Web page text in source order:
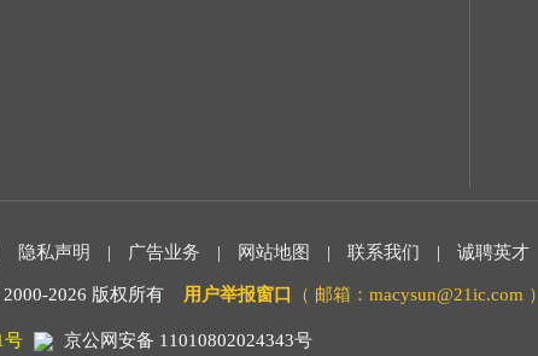
隐私声明 | 广告业务 | 网站地图 | 联系我们 | 诚聘英才
2026 版权所有 用户举报窗口 （ 邮箱：macysun@21ic.com ）
号 京公网安备 11010802024343号